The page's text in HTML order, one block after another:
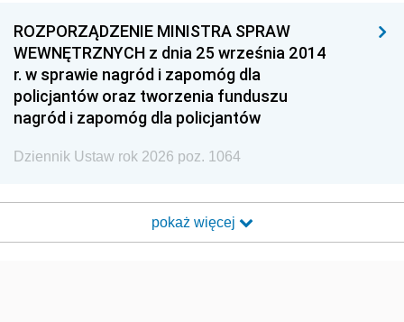
ROZPORZĄDZENIE MINISTRA SPRAW
WEWNĘTRZNYCH z dnia 25 września 2014
r. w sprawie nagród i zapomóg dla
policjantów oraz tworzenia funduszu
nagród i zapomóg dla policjantów
Dziennik Ustaw rok 2026 poz. 1064
pokaż więcej